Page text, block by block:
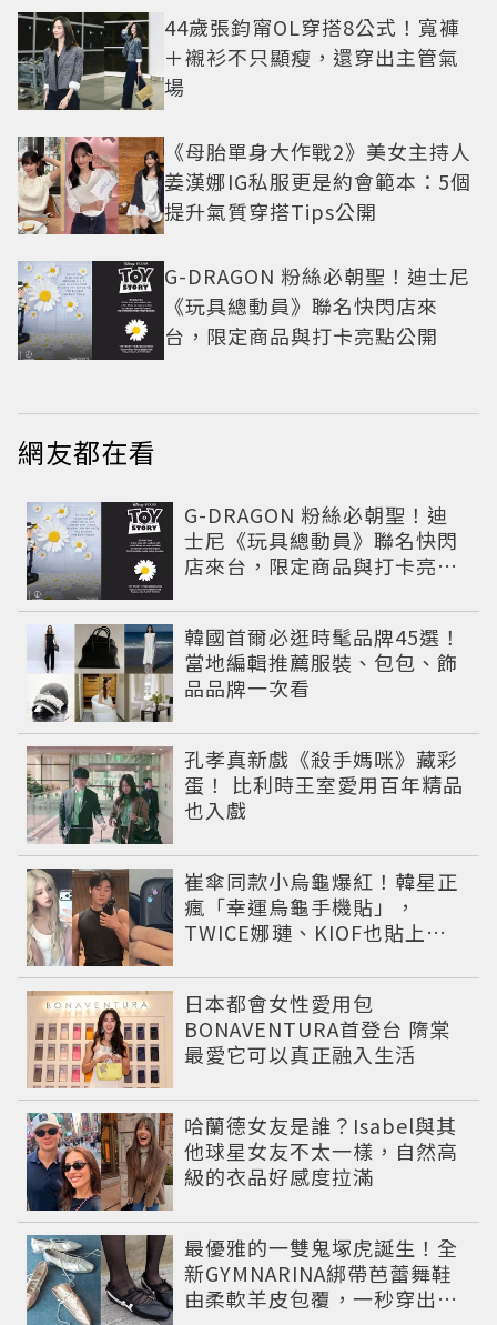
44歲張鈞甯OL穿搭8公式！寬褲
＋襯衫不只顯瘦，還穿出主管氣
場
《母胎單身大作戰2》美女主持人
姜漢娜IG私服更是約會範本：5個
提升氣質穿搭Tips公開
G-DRAGON 粉絲必朝聖！迪士尼
《玩具總動員》聯名快閃店來
台，限定商品與打卡亮點公開
網友都在看
G-DRAGON 粉絲必朝聖！迪
士尼《玩具總動員》聯名快閃
店來台，限定商品與打卡亮點
韓國首爾必逛時髦品牌45選！
當地編輯推薦服裝、包包、飾
品品牌一次看
孔孝真新戲《殺手媽咪》藏彩
蛋！ 比利時王室愛用百年精品
也入戲
崔傘同款小烏龜爆紅！韓星正
瘋「幸運烏龜手機貼」，
TWICE娜璉、KIOF也貼上求
日本都會女性愛用包
BONAVENTURA首登台 隋棠
最愛它可以真正融入生活
哈蘭德女友是誰？Isabel與其
他球星女友不太一樣，自然高
級的衣品好感度拉滿
最優雅的一雙鬼塚虎誕生！全
新GYMNARINA綁帶芭蕾舞鞋
由柔軟羊皮包覆，一秒穿出精